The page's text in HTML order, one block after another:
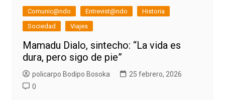
Comunic@ndo Entrevist@ndo
Historia
Sociedad
Viajes
Mamadu Dialo, sintecho: “La vida es
dura, pero sigo de pie”
policarpo Bodipo Bosoka
25 febrero, 2026
0